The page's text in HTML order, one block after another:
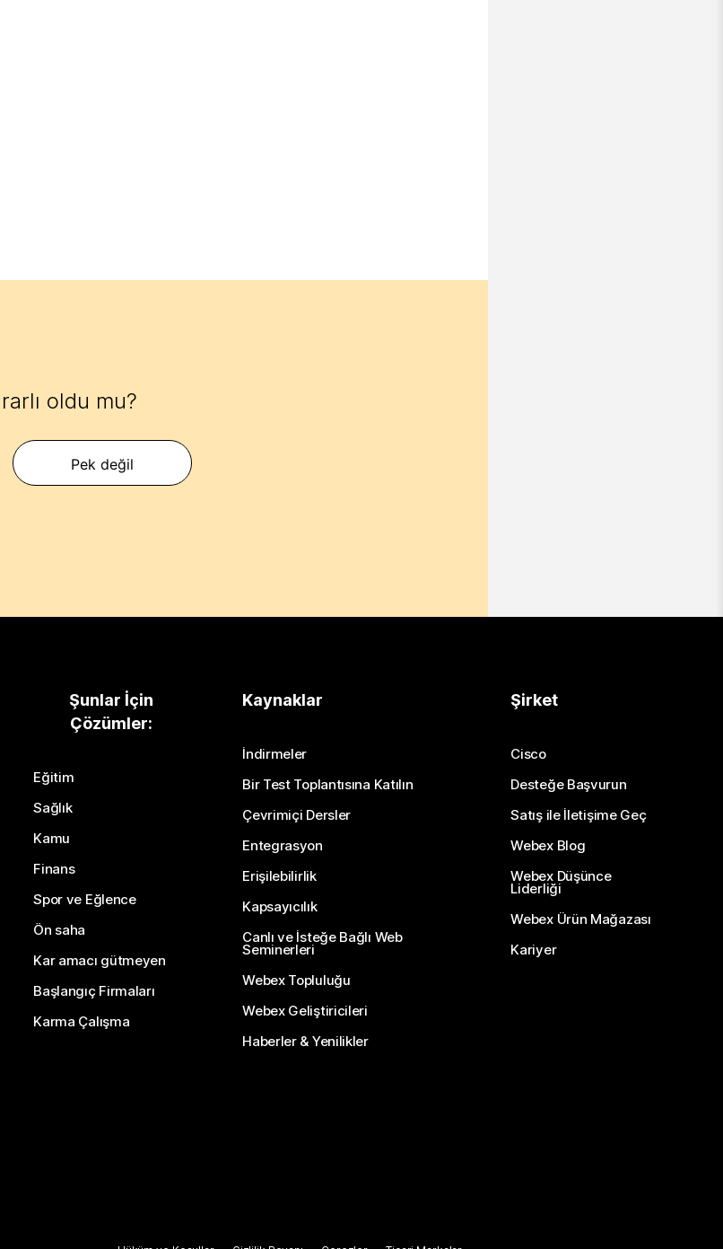
oldu mu?
Pek değil
Şunlar İçin
Çözümler:
Eğitim
Sağlık
Kamu
Finans
Spor ve Eğlence
Ön saha
Kar amacı gütmeyen
Başlangıç Firmaları
Karma Çalışma
Kaynaklar
İndirmeler
Bir Test Toplantısına Katılın
Çevrimiçi Dersler
Entegrasyon
Erişilebilirlik
Kapsayıcılık
Canlı ve İsteğe Bağlı Web
Seminerleri
Webex Topluluğu
Webex Geliştiricileri
Haberler & Yenilikler
Şirket
Cisco
Desteğe Başvurun
Satış ile İletişime Geç
Webex Blog
Webex Düşünce
Liderliği
Webex Ürün Mağazası
Kariyer